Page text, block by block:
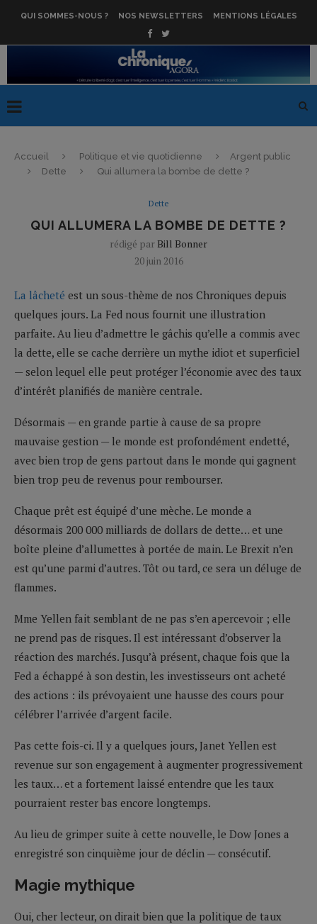
QUI SOMMES-NOUS ? NOS NEWSLETTERS MENTIONS LÉGALES
Accueil Politique et vie quotidienne
Argent public
Dette
Qui allumera la bombe de dette ?
Dette
QUI ALLUMERA LA BOMBE DE DETTE ?
rédigé par Bill Bonner
20 juin 2016
La lâcheté est un sous-thème de nos Chroniques depuis
quelques jours. La Fed nous fournit une illustration
parfaite. Au lieu d’admettre le gâchis qu’elle a commis avec
la dette, elle se cache derrière un mythe idiot et superficiel
— selon lequel elle peut protéger l’économie avec des taux
d’intérêt planifiés de manière centrale.
Désormais — en grande partie à cause de sa propre
mauvaise gestion — le monde est profondément endetté,
avec bien trop de gens partout dans le monde qui gagnent
bien trop peu de revenus pour rembourser.
Chaque prêt est équipé d’une mèche. Le monde a
désormais 200 000 milliards de dollars de dette… et une
boîte pleine d’allumettes à portée de main. Le Brexit n’en
est qu’une parmi d’autres. Tôt ou tard, ce sera un déluge de
flammes.
Mme Yellen fait semblant de ne pas s’en apercevoir ; elle
ne prend pas de risques. Il est intéressant d’observer la
réaction des marchés. Jusqu’à présent, chaque fois que la
Fed a échappé à son destin, les investisseurs ont acheté
des actions : ils prévoyaient une hausse des cours pour
célébrer l’arrivée d’argent facile.
Pas cette fois-ci. Il y a quelques jours, Janet Yellen est
revenue sur son engagement à augmenter progressivement
les taux… et a fortement laissé entendre que les taux
pourraient rester bas encore longtemps.
Au lieu de grimper suite à cette nouvelle, le Dow Jones a
enregistré son cinquième jour de déclin — consécutif.
Magie mythique
Oui, cher lecteur, on dirait bien que la politique de taux